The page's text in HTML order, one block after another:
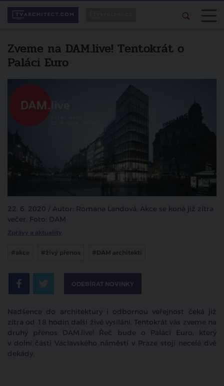
Zveme na DAM.live! Tentokrát o
Paláci Euro
22. 6. 2020 / Autor: Romana Landová. Akce se koná již zítra
večer. Foto: DAM
Zprávy a aktuality
#akce #živý přenos #DAM architekti
ODEBÍRAT NOVINKY
Nadšence do architektury i odbornou veřejnost čeká již
zítra od 18 hodin další živé vysílání. Tentokrát vás zveme na
druhý přenos DAM.live! Řeč bude o Paláci Euro, který
v dolní části Václavského náměstí v Praze stojí necelé dvě
dekády.